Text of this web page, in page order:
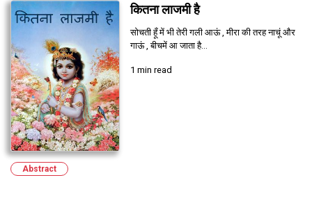
कितना लाजमी है
सोचती हूँ में भी तेरी गली आऊं , मीरा की तरह नाचूं और
गाऊं , बीचमें आ जाता है...
1 min read
Abstract